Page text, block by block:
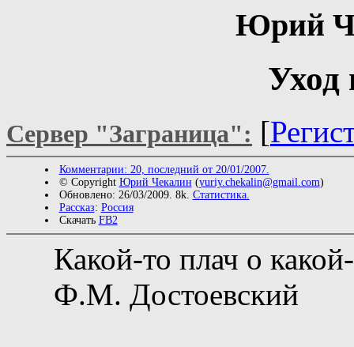
Юрий
Уход
Сервер "Заграница": [
Комментарии: 20, последний от 20/01/2007.
© Copyright Юрий Чекалин (yuriy.chekalin@gmail.com)
Обновлено: 26/03/2009. 8k. Статистика.
Рассказ: Россия
Скачать FB2
Какой-то плач о
Ф.М. Достоевский